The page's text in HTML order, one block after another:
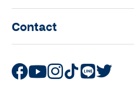
Contact